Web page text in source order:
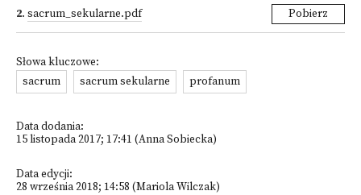
2. sacrum_sekularne.pdf Pobierz
Słowa kluczowe:
sacrum
sacrum sekularne profanum
Data dodania:
15 listopada 2017; 17:41 (Anna Sobiecka)
Data edycji:
28 września 2018; 14:58 (Mariola Wilczak)